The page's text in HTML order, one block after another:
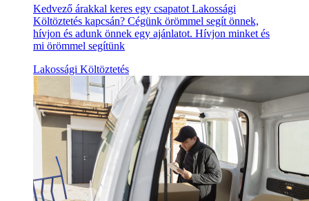
Kedvező árakkal keres egy csapatot Lakossági
Költöztetés kapcsán? Cégünk örömmel segít önnek,
hívjon és adunk önnek egy ajánlatot. Hívjon minket és
mi örömmel segítünk
Lakossági Költöztetés